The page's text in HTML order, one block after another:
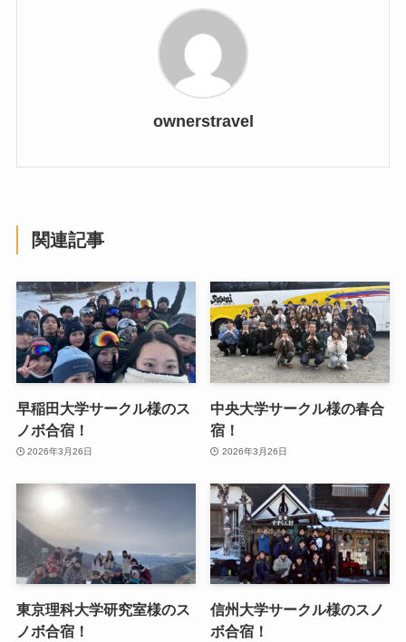
ownerstravel
関連記事
早稲田大学サークル様のス
ノボ合宿！
2026年3月26日
中央大学サークル様の春合
宿！
2026年3月26日
東京理科大学研究室様のス
ノボ合宿！
信州大学サークル様のスノ
ボ合宿！